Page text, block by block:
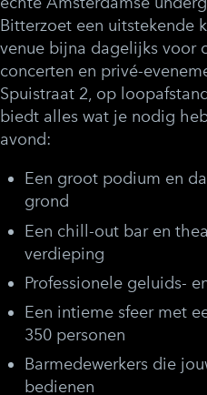
Bitterzoet een uitstekende
venue bijna dagelijks voor
concerten en privé-
Spuistraat 2, op
biedt alles wat je nodig
avond:
Een groot podium en
grond
Een chill-out bar en
verdieping
Professionele geluids-
Een intieme sfeer met
350 personen
Barmedewerkers die
bedienen